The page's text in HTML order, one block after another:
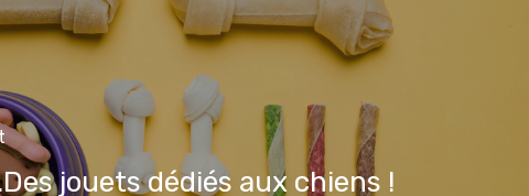
jouets dédiés aux chiens !